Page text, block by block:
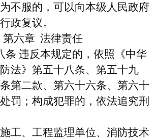
不服的，可以向本级人民政府
政复议。
第六章 法律责任
条 违反本规定的，依照《中华
法》第五十八条、第五十九
第二款、第六十六条、第六十
罚；构成犯罪的，依法追究刑
工、工程监理单位、消防技术